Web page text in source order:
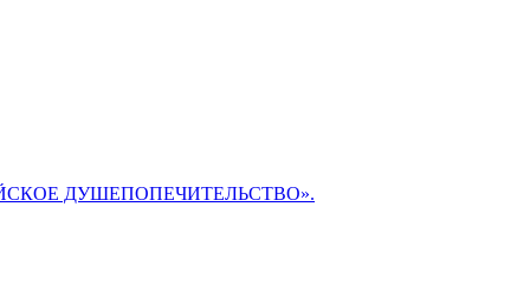
ДУШЕПОПЕЧИТЕЛЬСТВО».